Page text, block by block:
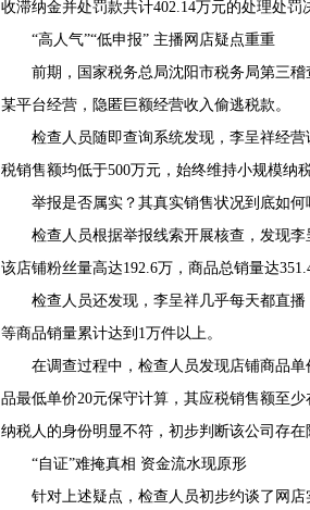
收滞纳金并处罚款共计402.14万元的处理处
“高人气”“低申报” 主播网店疑点重重
前期，国家税务总局沈阳市税务局第三
某平台经营，隐匿巨额经营收入偷逃税款。
检查人员随即查询系统发现，李呈祥经
税销售额均低于500万元，始终维持小规模纳
举报是否属实？其真实销售状况到底如何
检查人员根据举报线索开展核查，发现
该店铺粉丝量高达192.6万，商品总销量达
检查人员还发现，李呈祥几乎每天都直
等商品销量累计达到1万件以上。
在调查过程中，检查人员发现店铺商品
品最低单价20元保守计算，其应税销售额至
纳税人的身份明显不符，初步判断该公司存在
“自证”难掩真相 资金流水现原形
针对上述疑点，检查人员初步约谈了网